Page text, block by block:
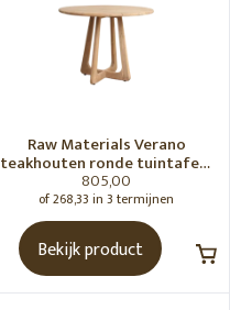
Raw Materials Verano
teakhouten ronde tuintafel -
Ø100 cm
805,00
of 268,33 in 3 termijnen
Bekijk product